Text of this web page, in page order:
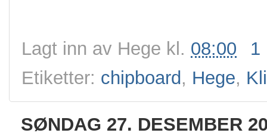
Lagt inn av Hege kl. 08:00
1
Etiketter: chipboard , Hege,
SØNDAG 27. DESEMBER